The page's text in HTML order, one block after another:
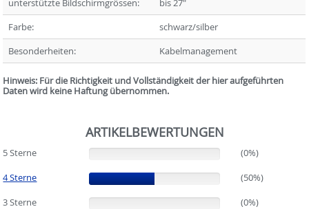
unterstützte Bildschirmgrössen:
bis 27"
Farbe:
schwarz/silber
Besonderheiten:
Kabelmanagement
Hinweis: Für die Richtigkeit und Vollständigkeit der hier aufgeführten
Daten wird keine Haftung übernommen.
ARTIKELBEWERTUNGEN
5 Sterne
(0%)
4 Sterne
(50%)
(50%)
3 Sterne
(0%)